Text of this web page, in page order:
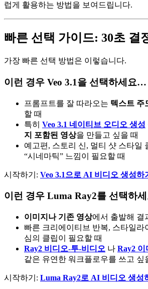
럽게 활용하는 방법을 보여드립니다.
빠른 선택 가이드: 30초 결
가장 빠른 선택 방법은 이렇습니다.
이런 경우 Veo 3.1을 선택하세요…
프롬프트를 잘 따라오는 텍스트 주
할 때
특히 Veo 3.1 네이티브 오디오 생성
지 포함된 영상을 만들고 싶을 때
예고편, 스토리 신, 멀티 샷 스타일
“시네마틱” 느낌이 필요할 때
시작하기: Veo 3.1으로 AI 비디오 생성하
이런 경우 Luma Ray2를 선택하
이미지나 기존 영상에서 출발해 결
빠른 크리에이티브 반복, 스타일라
심의 클립이 필요할 때
Ray2 비디오-투-비디오 나 Ray2 이
같은 유연한 워크플로우를 쓰고 싶
시작하기: Luma Ray2로 AI 비디오 생성